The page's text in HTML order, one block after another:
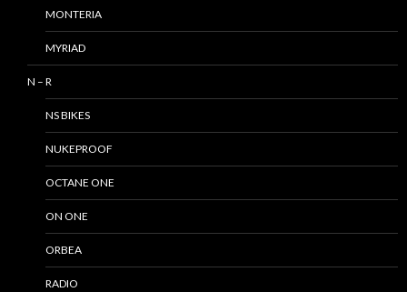
MONTERIA
MYRIAD
N – R
NS BIKES
NUKEPROOF
OCTANE ONE
ON ONE
ORBEA
RADIO